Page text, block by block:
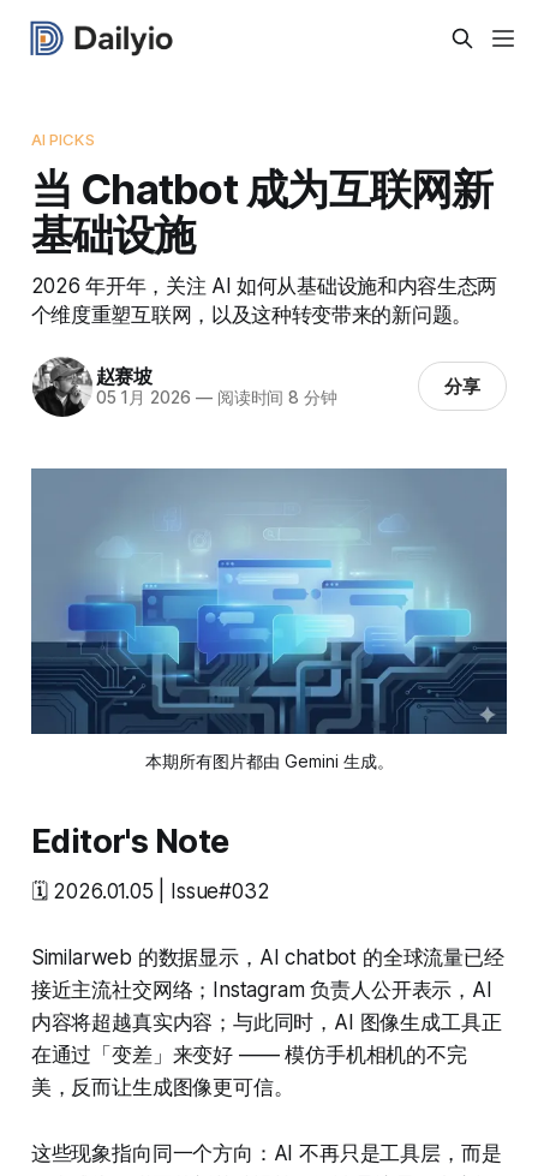
AI PICKS
当 Chatbot 成为互联网新
基础设施
2026 年开年，关注 AI 如何从基础设施和内容生态两
个维度重塑互联网，以及这种转变带来的新问题。
赵赛坡
05 1月 2026 —阅读时间 8 分钟 分享
本期所有图片都由 Gemini 生成。
Editor's Note
🗓️ 2026.01.05 | Issue#032
Similarweb 的数据显示，AI chatbot 的全球流量已经
接近主流社交网络；Instagram 负责人公开表示，AI
内容将超越真实内容；与此同时，AI 图像生成工具正
在通过「变差」来变好 —— 模仿手机相机的不完
美，反而让生成图像更可信。
这些现象指向同一个方向：AI 不再只是工具层，而是